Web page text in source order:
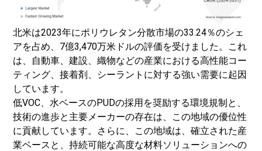
北米は2023年にポリウレタン分散市場の33.24％のシェ
アを占め、7億3,470万米ドルの評価を受けました。これ
は、自動車、建設、織物などの産業における高性能コー
ティング、接着剤、シーラントに対する強い需要に起因
しています。
低VOC、水ベースのPUDの採用を奨励する環境規制と、
技術の進歩と主要メーカーの存在は、この地域の優位性
に貢献しています。さらに、この地域は、確立された産
業ベースと、持続可能な高度な材料ソリューションへの